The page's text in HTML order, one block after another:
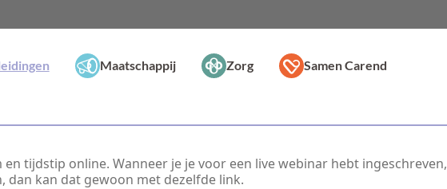
Maatschappij Zorg Samen Carend
tijdstip online. Wanneer je je voor een live webinar hebt ingeschreven,
dan kan dat gewoon met dezelfde link.